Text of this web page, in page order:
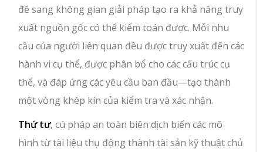
đề sang không gian giải pháp tạo ra khả năng truy
xuất nguồn gốc có thể kiểm toán được. Mỗi nhu
cầu của người liên quan đều được truy xuất đến các
hành vi cụ thể, được phân bổ cho các cấu trúc cụ
thể, và đáp ứng các yêu cầu ban đầu—tạo thành
một vòng khép kín của kiểm tra và xác nhận.
Thứ tư, cú pháp an toàn biên dịch biến các mô
hình từ tài liệu thụ động thành tài sản kỹ thuật chủ